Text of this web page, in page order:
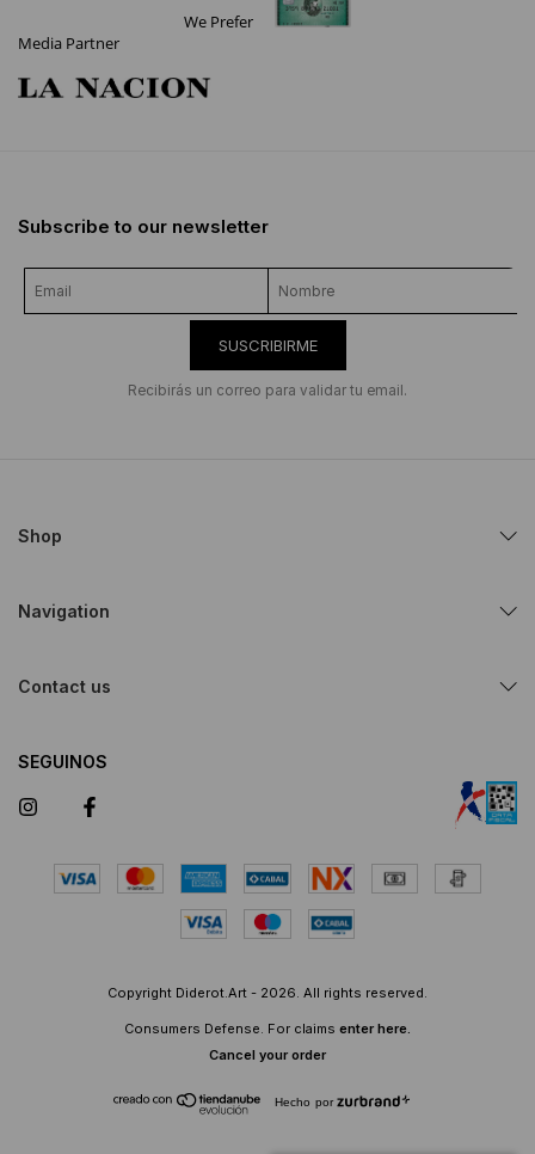
We Prefer
Media Partner
Subscribe to our newsletter
SUSCRIBIRME
Recibirás un correo para validar tu email.
Shop
Navigation
Contact us
SEGUINOS
Copyright Diderot.Art - 2026. All rights reserved.
Consumers Defense. For claims enter here.
Cancel your order
Hecho por